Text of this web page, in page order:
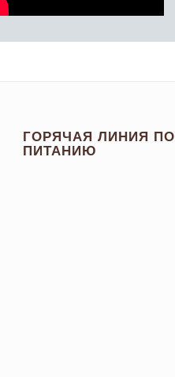
ГОРЯЧАЯ ЛИНИЯ ПО
ПИТАНИЮ